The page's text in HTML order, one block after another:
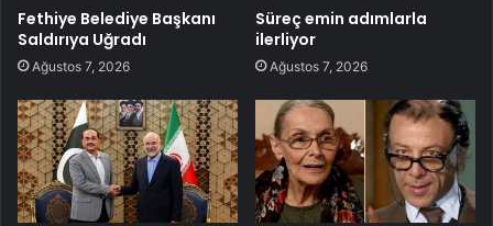
Fethiye Belediye Başkanı
Saldırıya Uğradı
Ağustos 7, 2026
Süreç emin adımlarla
ilerliyor
Ağustos 7, 2026